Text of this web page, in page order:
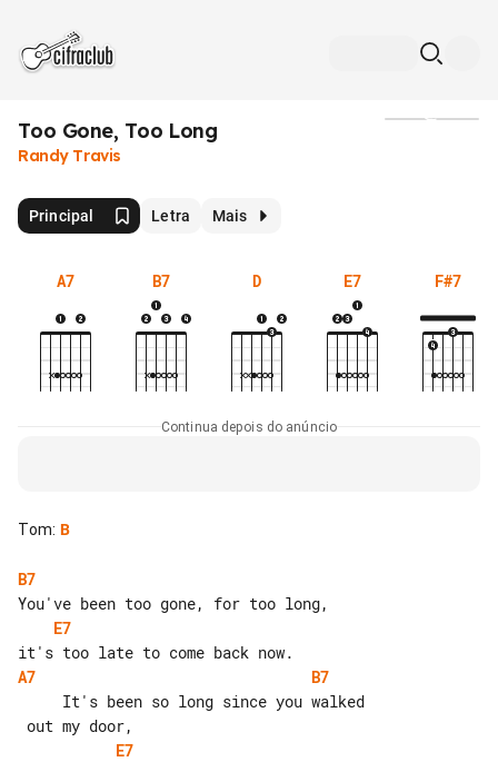
Too Gone, Too Long
Randy Travis
Principal Letra Mais
A7 B7 D E7 F#7
Continua depois do anúncio
Tom: B
B7
E7
A7
B7
E7